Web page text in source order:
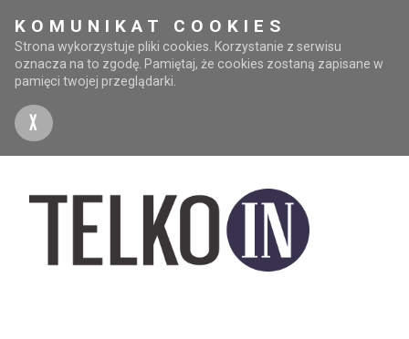
KOMUNIKAT COOKIES
Strona wykorzystuje pliki cookies. Korzystanie z serwisu
oznacza na to zgodę. Pamiętaj, że cookies zostaną zapisane w
pamięci twojej przeglądarki.
X